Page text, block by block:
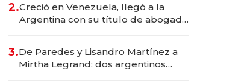
2.Creció en Venezuela, llegó a la
Argentina con su título de abogado
marcas "fast premium"
3.De Paredes y Lisandro Martínez a
Mirtha Legrand: dos argentinos